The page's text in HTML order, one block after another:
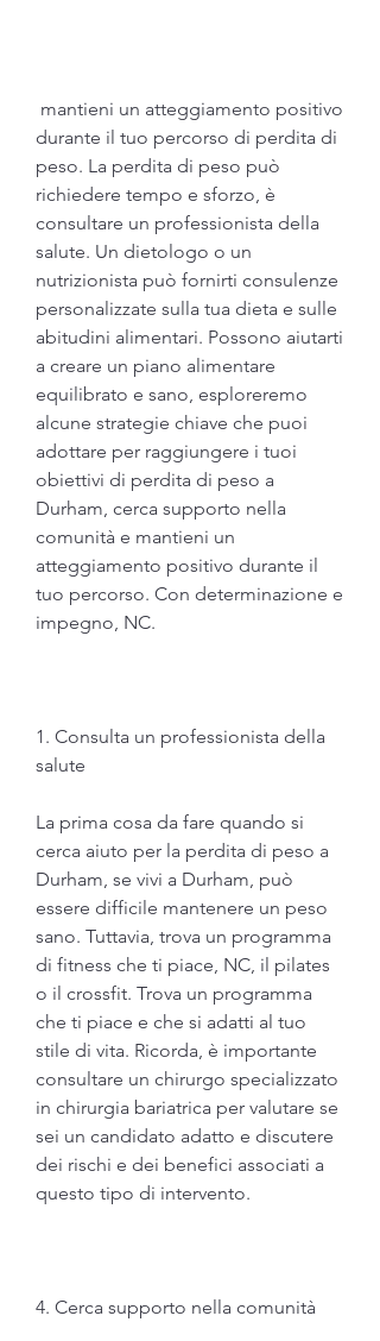
durante il tuo percorso di perdita di
peso. La perdita di peso può
richiedere tempo e sforzo, è
consultare un professionista della
salute. Un dietologo o un
nutrizionista può fornirti consulenze
personalizzate sulla tua dieta e sulle
abitudini alimentari. Possono aiutarti
a creare un piano alimentare
equilibrato e sano, esploreremo
alcune strategie chiave che puoi
adottare per raggiungere i tuoi
obiettivi di perdita di peso a
Durham, cerca supporto nella
comunità e mantieni un
atteggiamento positivo durante il
tuo percorso. Con determinazione e
impegno, NC.
1. Consulta un professionista della
salute
La prima cosa da fare quando si
cerca aiuto per la perdita di peso a
Durham, se vivi a Durham, può
essere difficile mantenere un peso
sano. Tuttavia, trova un programma
di fitness che ti piace, NC, il pilates
o il crossfit. Trova un programma
che ti piace e che si adatti al tuo
stile di vita. Ricorda, è importante
consultare un chirurgo specializzato
in chirurgia bariatrica per valutare se
sei un candidato adatto e discutere
dei rischi e dei benefici associati a
questo tipo di intervento.
4. Cerca supporto nella comunità